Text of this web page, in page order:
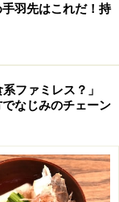
羽先はこれだ！持
ファミレス？」
でなじみのチェーン